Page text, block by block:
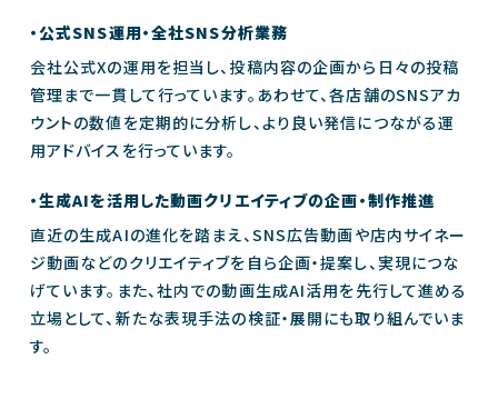
・公式SNS運用・全社SNS分析業務
会社公式Xの運用を担当し、投稿内容の企画から日々の投稿
管理まで一貫して行っています。あわせて、各店舗のSNSアカ
ウントの数値を定期的に分析し、より良い発信につながる運
用アドバイスを行っています。
・生成AIを活用した動画クリエイティブの企画・制作推進
直近の生成AIの進化を踏まえ、SNS広告動画や店内サイネー
ジ動画などのクリエイティブを自ら企画・提案し、実現につな
げています。また、社内での動画生成AI活用を先行して進める
立場として、新たな表現手法の検証・展開にも取り組んでいま
す。